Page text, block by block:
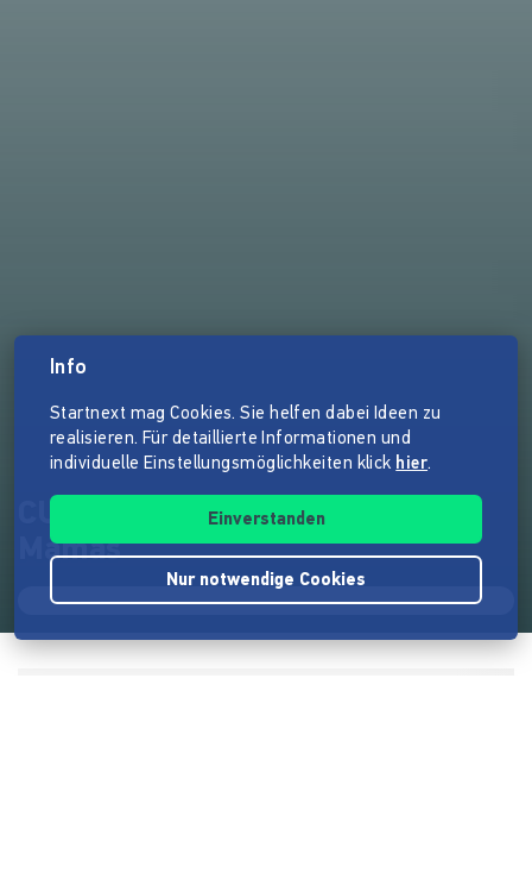
CUIX: Das erste Home-Gym für
Mamas
Info
Startnext mag Cookies. Sie helfen dabei Ideen zu
realisieren. Für detaillierte Informationen und
individuelle Einstellungsmöglichkeiten klick hier.
Einverstanden
Nur notwendige Cookies